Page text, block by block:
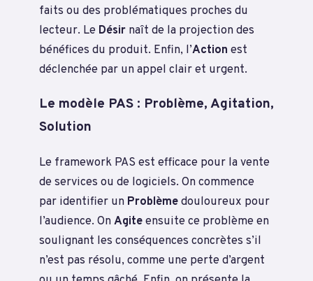
faits ou des problématiques proches du
lecteur. Le Désir naît de la projection des
bénéfices du produit. Enfin, l’Action est
déclenchée par un appel clair et urgent.
Le modèle PAS : Problème, Agitation,
Solution
Le framework PAS est efficace pour la vente
de services ou de logiciels. On commence
par identifier un Problèmedouloureux pour
l’audience. OnAgiteensuite ce problème en
soulignant les conséquences concrètes s’il
n’est pas résolu, comme une perte d’argent